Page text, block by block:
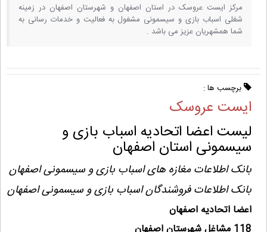
مرکز ایست عروسک در استان اصفهان و شهرستان اصفهان در زمینه
شغلی اسباب بازی و سیسمونی مشغول به فعالیت و خدمات رسانی به
شما همشهریان عزیز می باشد .
برچسب ها :
ایست عروسک
لیست اعضا اتحادیه اسباب بازی و
سیسمونی استان اصفهان
بانک اطلاعات مغازه های اسباب بازی و سیسمونی اصفهان
بانک اطلاعات فروشندگان اسباب بازی و سیسمونی اصفهان
اعضا اتحادیه اصفهان